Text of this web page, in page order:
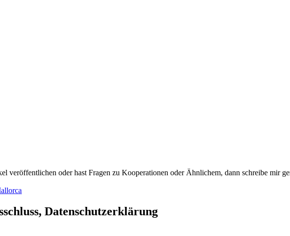
veröffentlichen oder hast Fragen zu Kooperationen oder Ähnlichem, dann schreibe mir
Datenschutzerklärung